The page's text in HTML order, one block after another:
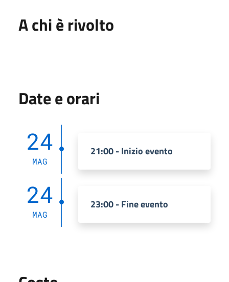
A chi è rivolto
Date e orari
24
MAG
21:00 - Inizio evento
24
MAG
23:00 - Fine evento